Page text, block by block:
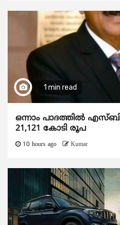
1 min read
ഒന്നാം പാദത്തിൽ
21,121 കോടി രൂപ
10 hours ago Kumar